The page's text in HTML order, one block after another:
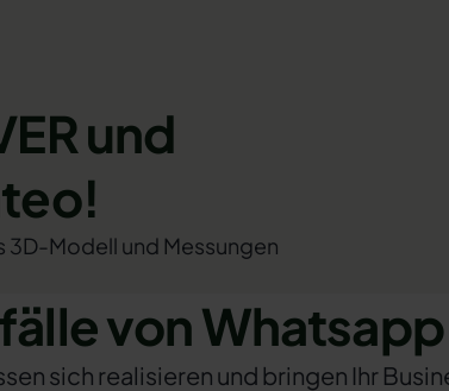
und
3D-Modell und Messungen
von Whatsapp
sich realisieren und bringen Ihr